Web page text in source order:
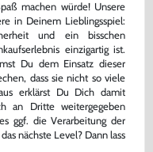
Wireless DualShock 4
#Midnight Blue / blau
guter Zustand, gebraucht
66,99 €
machen würde! Unsere
in Deinem Lieblingsspiel:
und ein bisschen
einzigartig ist.
Du dem Einsatz dieser
dass sie nicht so viele
erklärst Du Dich damit
an Dritte weitergegeben
ggf. die Verarbeitung der
nächste Level? Dann lass